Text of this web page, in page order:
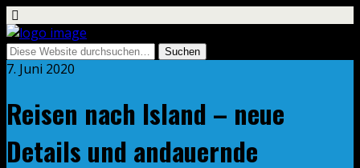
7. Juni 2020
Reisen nach Island – neue
Details und andauernde